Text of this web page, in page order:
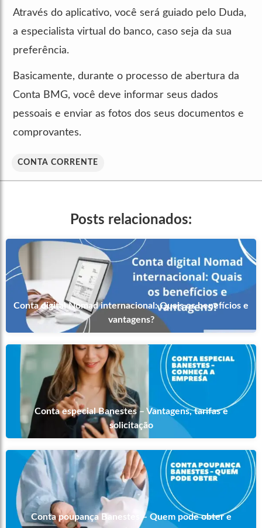
Através do aplicativo, você será guiado pelo Duda,
a especialista virtual do banco, caso seja da sua
preferência.
Basicamente, durante o processo de abertura da
Conta BMG, você deve informar seus dados
pessoais e enviar as fotos dos seus documentos e
comprovantes.
CONTA CORRENTE
Posts relacionados:
Conta digital Nomad internacional: Quais os benefícios e
vantagens?
Conta especial Banestes – Vantagens, tarifas e
solicitação
Conta poupança Banestes – Quem pode obter e